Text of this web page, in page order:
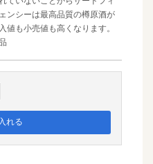
ンシーは最高品質の樽原酒が
値も小売値も高くなります。